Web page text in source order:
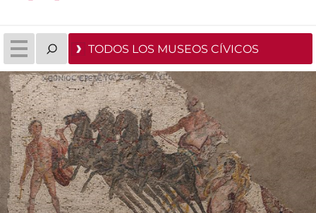
TODOS LOS MUSEOS CÍVICOS